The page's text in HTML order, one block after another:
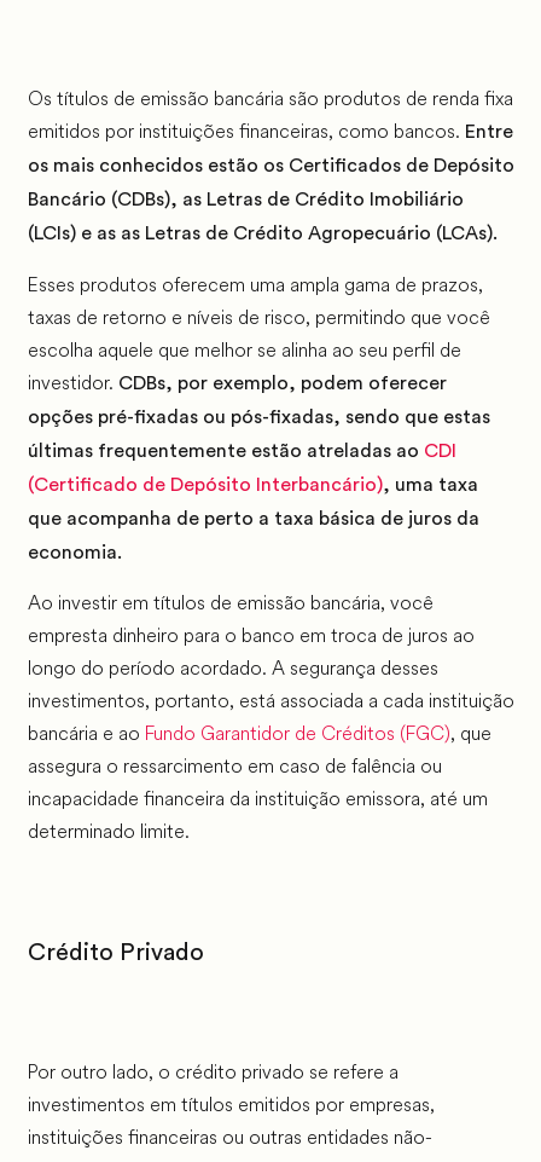
Os títulos de emissão bancária são produtos de renda fixa
emitidos por instituições financeiras, como bancos. Entre
os mais conhecidos estão os Certificados de Depósito
Bancário (CDBs), as Letras de Crédito Imobiliário
(LCIs) e as as Letras de Crédito Agropecuário (LCAs).
Esses produtos oferecem uma ampla gama de prazos,
taxas de retorno e níveis de risco, permitindo que você
escolha aquele que melhor se alinha ao seu perfil de
investidor. CDBs, por exemplo, podem oferecer
opções pré-fixadas ou pós-fixadas, sendo que estas
últimas frequentemente estão atreladas ao CDI
(Certificado de Depósito Interbancário), uma taxa
que acompanha de perto a taxa básica de juros da
economia.
Ao investir em títulos de emissão bancária, você
empresta dinheiro para o banco em troca de juros ao
longo do período acordado. A segurança desses
investimentos, portanto, está associada a cada instituição
bancária e ao Fundo Garantidor de Créditos (FGC), que
assegura o ressarcimento em caso de falência ou
incapacidade financeira da instituição emissora, até um
determinado limite.
Crédito Privado
Por outro lado, o crédito privado se refere a
investimentos em títulos emitidos por empresas,
instituições financeiras ou outras entidades não-